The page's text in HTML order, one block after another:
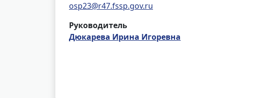
osp23@r47.fssp.gov.ru
Руководитель
Дюкарева Ирина Игоревна